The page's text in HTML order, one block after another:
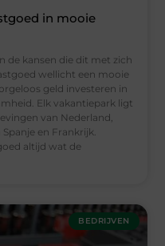
in mooie
de kansen die dit met zich
wellicht een mooie
geld investeren in
Elk vakantiepark ligt
van Nederland,
en Frankrijk.
altijd wat de
BEDRIJVEN